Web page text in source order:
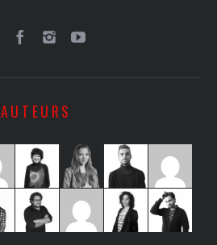
AUTEURS